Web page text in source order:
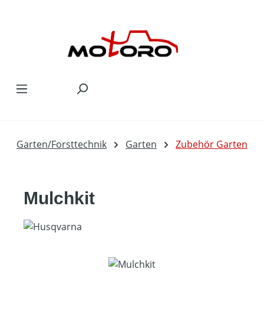
Garten/Forsttechnik Garten Zubehör Garten
Mulchkit
Bildergalerie überspringen